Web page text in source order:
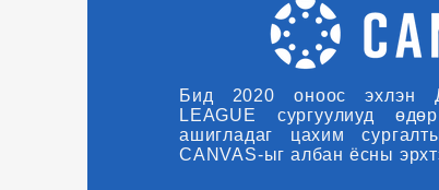
Бид 2020 оноос эхлэн
LEAGUE сургуулиуд
ашигладаг цахим
CANVAS-ыг албан ёсны